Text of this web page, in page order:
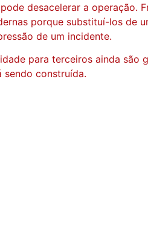
desacelerar a operação.
porque substituí-los de
de um incidente.
para terceiros ainda são
sendo construída.